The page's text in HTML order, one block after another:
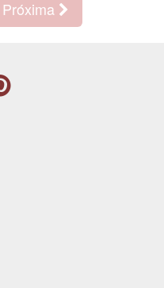
Próxima